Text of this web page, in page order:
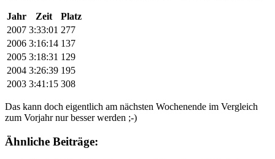
Jahr Zeit
Platz
2007 3:33:01 277
2006 3:16:14 137
2005 3:18:31 129
2004 3:26:39 195
2003 3:41:15 308
Das kann doch eigentlich am nächsten Wochenende im Vergleich
zum Vorjahr nur besser werden ;-)
Ähnliche Beiträge: